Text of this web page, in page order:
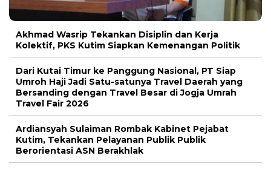
Akhmad Wasrip Tekankan Disiplin dan Kerja
Kolektif, PKS Kutim Siapkan Kemenangan Politik
Dari Kutai Timur ke Panggung Nasional, PT Siap
Umroh Haji Jadi Satu-satunya Travel Daerah yang
Bersanding dengan Travel Besar di Jogja Umrah
Travel Fair 2026
Ardiansyah Sulaiman Rombak Kabinet Pejabat
Kutim, Tekankan Pelayanan Publik Publik
Berorientasi ASN Berakhlak